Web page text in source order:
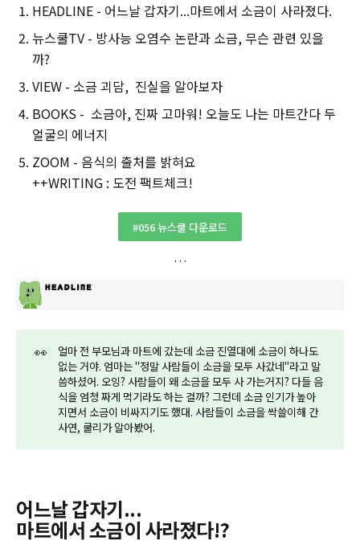
HEADLINE - 어느날 갑자기...마트에서 소금이 사라졌다.
뉴스쿨TV - 방사능 오염수 논란과 소금, 무슨 관련 있을
까?
VIEW - 소금 괴담, 진실을 알아보자
BOOKS - 소금아, 진짜 고마워! 오늘도 나는 마트간다 두
얼굴의 에너지
ZOOM - 음식의 출처를 밝혀요
++WRITING : 도전 팩트체크!
#056 뉴스쿨 다운로드
👀
얼마 전 부모님과 마트에 갔는데 소금 진열대에 소금이 하나도
없는 거야. 엄마는 "정말 사람들이 소금을 모두 사갔네"라고 말
씀하셨어. 오잉? 사람들이 왜 소금을 모두 사 가는거지? 다들 음
식을 엄청 짜게 먹기라도 하는 걸까? 그런데 소금 인기가 높아
지면서 소금이 비싸지기도 했대. 사람들이 소금을 싹쓸이해 간
사연, 쿨리가 알아봤어.
어느날 갑자기...
마트에서 소금이 사라졌다!?